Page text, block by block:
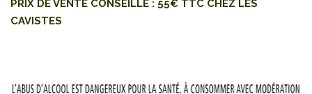
PRIX DE VENTE CONSEILLÉ : 55€ TTC CHEZ LES
CAVISTES